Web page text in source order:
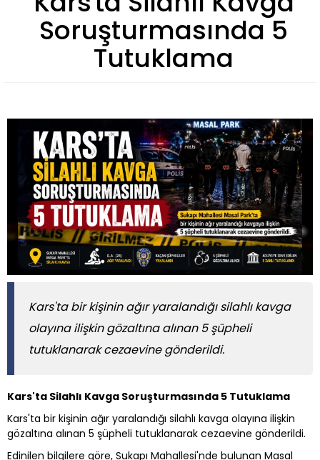
Soruşturmasında 5
Tutuklama
Kars'ta bir kişinin ağır yaralandığı silahlı kavga
olayına ilişkin gözaltına alınan 5 şüpheli
tutuklanarak cezaevine gönderildi.
Kars'ta Silahlı Kavga Soruşturmasında 5 Tutuklama
Kars'ta bir kişinin ağır yaralandığı silahlı kavga olayına ilişkin
gözaltına alınan 5 şüpheli tutuklanarak cezaevine gönderildi.
Edinilen bilgilere göre, Sukapı Mahallesi'nde bulunan Masal